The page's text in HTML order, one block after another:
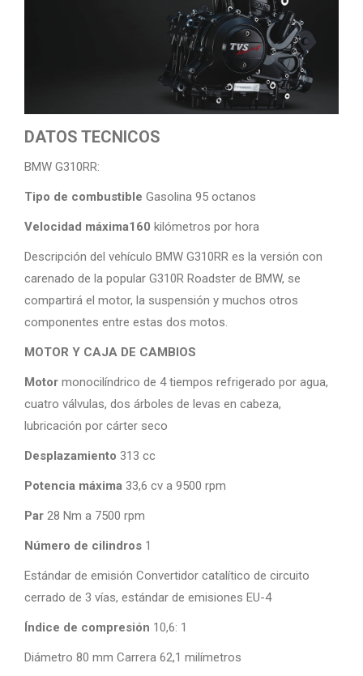
DATOS TECNICOS
BMW G310RR:
Tipo de combustible Gasolina 95 octanos
Velocidad máxima160 kilómetros por hora
Descripción del vehículo BMW G310RR es la versión con
carenado de la popular G310R Roadster de BMW, se
compartirá el motor, la suspensión y muchos otros
componentes entre estas dos motos.
MOTOR Y CAJA DE CAMBIOS
Motor monocilíndrico de 4 tiempos refrigerado por agua,
cuatro válvulas, dos árboles de levas en cabeza,
lubricación por cárter seco
Desplazamiento 313 cc
Potencia máxima 33,6 cv a 9500 rpm
Par 28 Nm a 7500 rpm
Número de cilindros 1
Estándar de emisión Convertidor catalítico de circuito
cerrado de 3 vías, estándar de emisiones EU-4
Índice de compresión 10,6: 1
Diámetro 80 mm Carrera 62,1 milímetros